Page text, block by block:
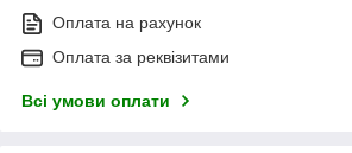
Оплата на рахунок
Оплата за реквізитами
Всі умови оплати